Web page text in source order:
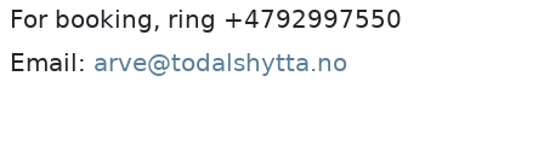
For booking, ring +4792997550
Email: arve@todalshytta.no